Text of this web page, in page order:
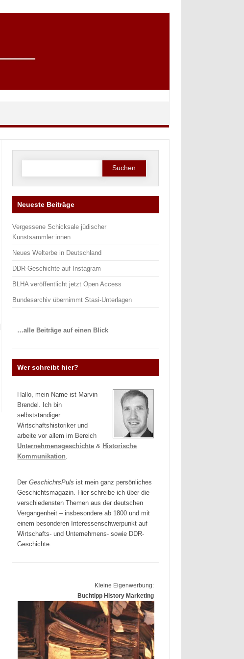
Suche
Neueste Beiträge
Vergessene Schicksale jüdischer
Kunstsammler:innen
Neues Welterbe in Deutschland
DDR-Geschichte auf Instagram
BLHA veröffentlicht jetzt Open Access
Bundesarchiv übernimmt Stasi-Unterlagen
…alle Beiträge auf einen Blick
Wer schreibt hier?
Hallo, mein Name ist Marvin
Brendel. Ich bin
selbstständiger
Wirtschaftshistoriker und
arbeite vor allem im Bereich
Unternehmensgeschichte & Historische
Kommunikation
DerGeschichtsPuls ist mein ganz persönliches
Geschichtsmagazin. Hier schreibe ich über die
verschiedensten Themen aus der deutschen
Vergangenheit – insbesondere ab 1800 und mit
einem besonderen Interessenschwerpunkt auf
Wirtschafts- und Unternehmens- sowie DDR-
Geschichte.
Kleine Eigenwerbung:
Buchtipp History Marketing